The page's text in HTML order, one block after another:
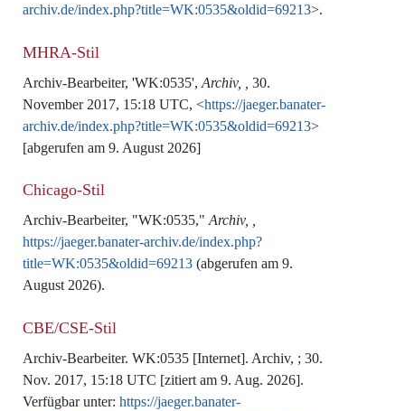
archiv.de/index.php?title=WK:0535&oldid=69213>.
MHRA-Stil
Archiv-Bearbeiter, 'WK:0535', Archiv, ,
30.
November 2017, 15:18 UTC, <https://jaeger.banater-
archiv.de/index.php?title=WK:0535&oldid=69213>
[abgerufen am 9. August 2026]
Chicago-Stil
Archiv-Bearbeiter, "WK:0535," Archiv, ,
https://jaeger.banater-archiv.de/index.php?
title=WK:0535&oldid=69213 (abgerufen am 9.
August 2026).
CBE/CSE-Stil
Archiv-Bearbeiter. WK:0535 [Internet]. Archiv, ; 30.
Nov. 2017, 15:18 UTC [zitiert am 9. Aug. 2026].
Verfügbar unter: https://jaeger.banater-